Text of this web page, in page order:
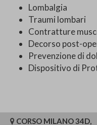
Lombalgia
Traumi lombari
Contratture
Decorso post-
Prevenzione di
Dispositivo di
CORSO MILANO 34D,